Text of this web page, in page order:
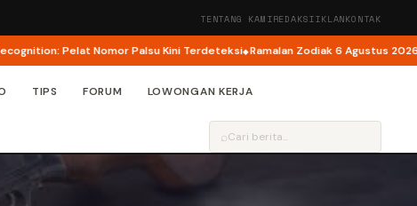
TENTANG KAMIREDAKSIIKLANKONTAK
Palsu Kini Terdeteksi Ramalan Zodiak 6 Agustus 2026: Cancer Panen
TIPS FORUM LOWONGAN KERJA
⌕